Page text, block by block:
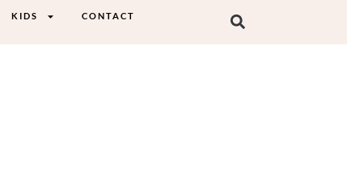
KIDS CONTACT